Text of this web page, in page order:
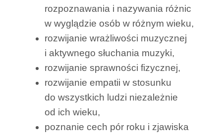
rozpoznawania i nazywania różnic
w wyglądzie osób w różnym wieku,
rozwijanie wrażliwości muzycznej
i aktywnego słuchania muzyki,
rozwijanie sprawności fizycznej,
rozwijanie empatii w stosunku
do wszystkich ludzi niezależnie
od ich wieku,
poznanie cech pór roku i zjawiska